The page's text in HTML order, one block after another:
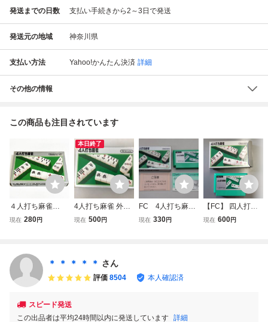
発送までの日数 支払い手続きから2～3日で発送
発送元の地域 神奈川県
支払い方法 Yahoo!かんたん決済 詳細
その他の情報
この商品も注目されています
４人打ち麻雀
【箱・説明書付
現在 280円
本日終了
4人打ち麻雀 外箱
説明書付き ファミ
現在 500円
FC 4人打ち麻
雀 箱・説明書あ
現在 330円
【FC】 四人打ち
麻雀 未使用に近
現在 600円
＊ ＊ ＊ ＊ ＊ さん
評価 8504 本人確認済
スピード発送
この出品者は平均24時間以内に発送しています 詳細